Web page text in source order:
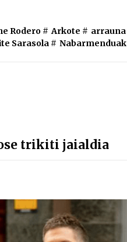
Rodero # Arkote # arrauna
Sarasola # Nabarmenduak
trikiti jaialdia